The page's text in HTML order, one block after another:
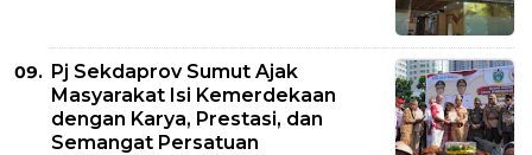
Pj Sekdaprov Sumut Ajak
Masyarakat Isi Kemerdekaan
dengan Karya, Prestasi, dan
Semangat Persatuan